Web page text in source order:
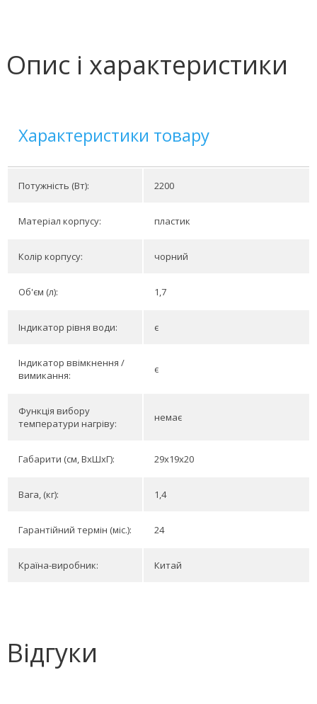
Опис і характеристики
Характеристики товару
Потужність (Вт): 2200
Матеріал корпусу: пластик
Колір корпусу: чорний
Об'єм (л): 1,7
Індикатор рівня води: є
Індикатор ввімкнення /
вимикання:
є
Функція вибору
температури нагріву:
немає
Габарити (см, ВхШхГ): 29x19x20
Вага, (кг): 1,4
Гарантійний термін (міс.): 24
Країна-виробник: Китай
Відгуки